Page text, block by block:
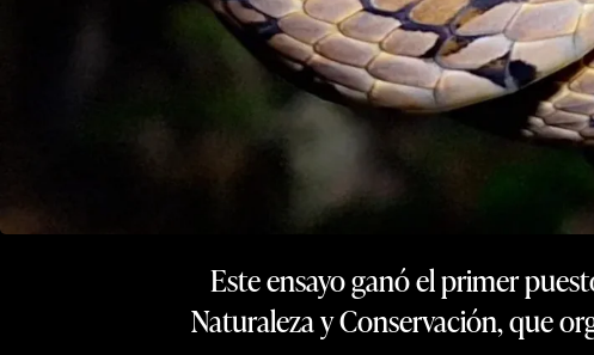
Este ensayo ganó el primer
Naturaleza y Conservación, que